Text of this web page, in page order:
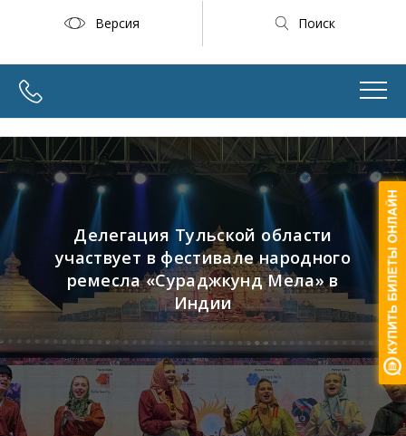
Версия Поиск
Делегация Тульской области
участвует в фестивале народного
ремесла «Сураджкунд Мела» в
Индии